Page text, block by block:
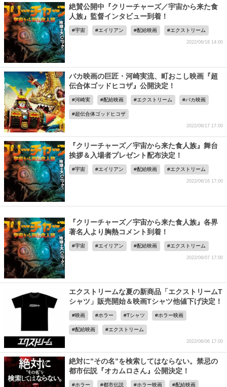
絶賛公開中『クリーチャーズ／宇宙から来た食
人族』監督インタビュー到着！
宇宙 エイリアン 配給映画 エクストリーム
2022/06/18 14:00
バカ映画の巨匠・河崎実流、町おこし映画『超
伝合体ゴッドヒコザ』公開決定！
河崎実 配給映画 エクストリーム バカ映画
超伝合体ゴッドヒコザ
2022/06/17 17:00
『クリーチャーズ／宇宙から来た食人族』舞台
挨拶＆入場者プレゼント配布決定！
宇宙 エイリアン 配給映画 エクストリーム
2022/06/16 17:00
『クリーチャーズ／宇宙から来た食人族』各界
著名人より胸熱コメント到着！
宇宙 エイリアン 配給映画 エクストリーム
2022/06/07 17:00
エクストリームな夏の新商品「エクストリームT
シャツ」販売開始＆映画Tシャツ他値下げ決定！
映画 ホラー Tシャツ ホラー映画
配給映画 エクストリーム
2022/06/06 17:00
絶対に”その名”を検索してはならない。禁忌の
都市伝説『オカムロさん』公開決定！
ホラー 都市伝説 ホラー映画 配給映画